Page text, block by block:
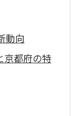
動向
京都府の特
の関係性